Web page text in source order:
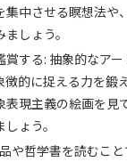
集中させる瞑想法や
しょう。
賞する: 抽象的なア
徴的に捉える力を鍛
表現主義の絵画を見
ょう。
や哲学書を読むこ